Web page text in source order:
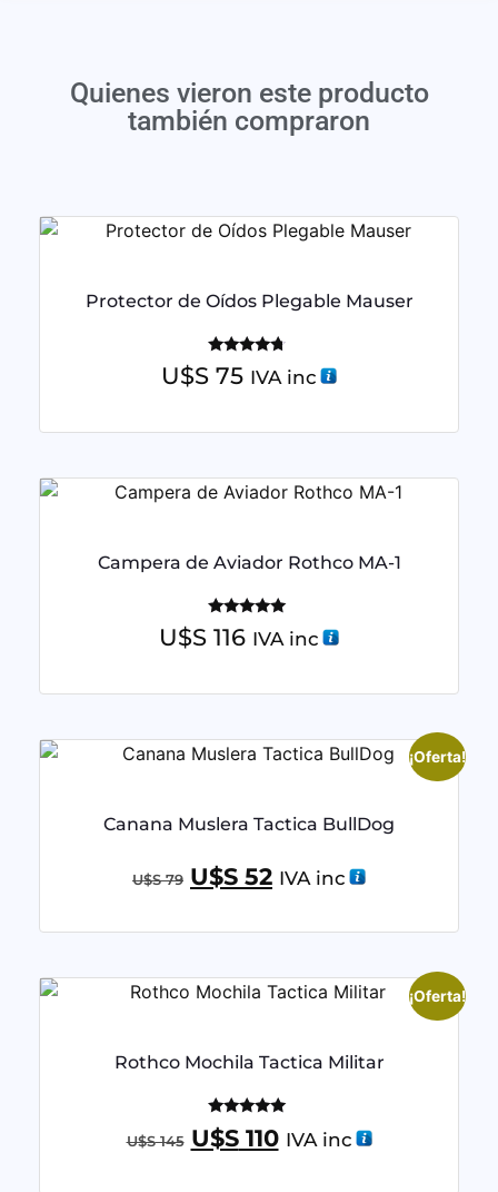
Quienes vieron este producto
también compraron
Protector de Oídos Plegable Mauser
Valorado
con
U$S 75 IVA inc
Campera de Aviador Rothco MA-1
Valorado
con
U$S 116 IVA inc
¡Oferta!
Canana Muslera Tactica BullDog
U$S79 U$S 52 IVA inc
¡Oferta!
Rothco Mochila Tactica Militar
Valorado
con
U$S145 U$S110 IVA inc